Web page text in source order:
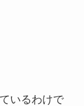
いるわけで